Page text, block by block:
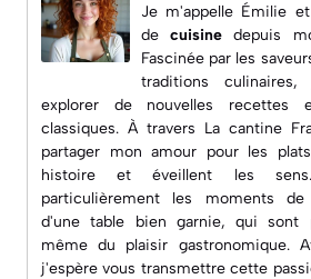
Je m'appelle Émilie
decuisine depuis
Fascinée par les
traditions
explorer de nouvelles recettes
classiques. À travers La cantine
partager mon amour pour les
histoire et éveillent les
particulièrement les moments
d'une table bien garnie, qui sont
même du plaisir gastronomique.
j'espère vous transmettre cette